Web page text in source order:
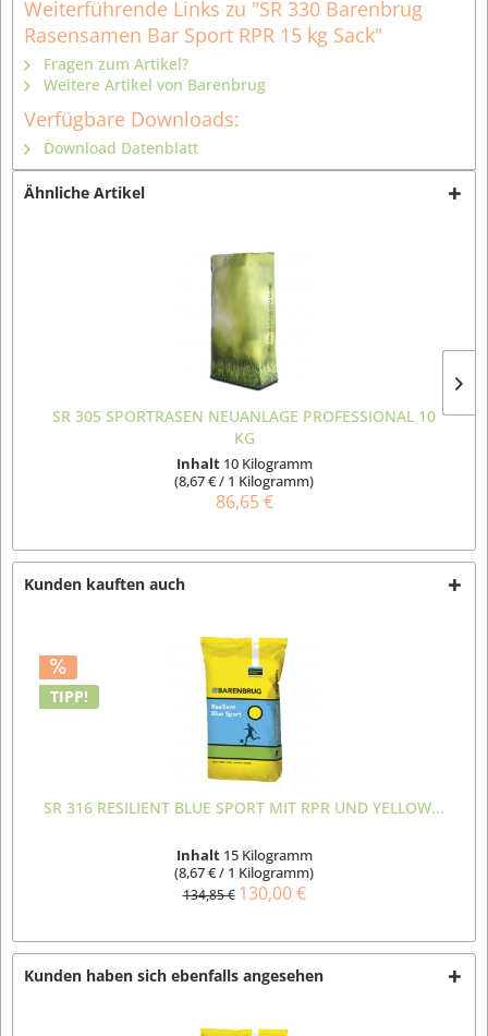
Weiterführende Links zu "SR 330 Barenbrug
Rasensamen Bar Sport RPR 15 kg Sack"
Fragen zum Artikel?
Weitere Artikel von Barenbrug
Verfügbare Downloads:
Download Datenblatt
Ähnliche Artikel
SR 305 SPORTRASEN NEUANLAGE PROFESSIONAL 10
KG
Inhalt 10 Kilogramm
(8,67 € / 1 Kilogramm)
86,65 €
Kunden kauften auch
TIPP!
SR 316 RESILIENT BLUE SPORT MIT RPR UND YELLOW...
Inhalt 15 Kilogramm
(8,67 € / 1 Kilogramm)
134,85 € 130,00 €
Kunden haben sich ebenfalls angesehen